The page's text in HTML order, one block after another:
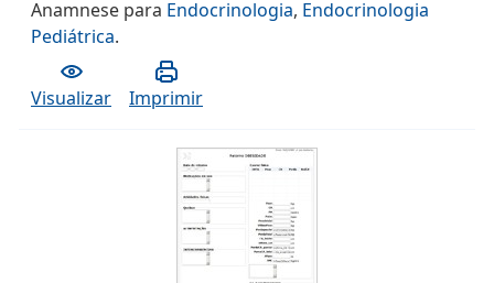
Anamnese para Endocrinologia, Endocrinologia
Pediátrica.
Visualizar Imprimir